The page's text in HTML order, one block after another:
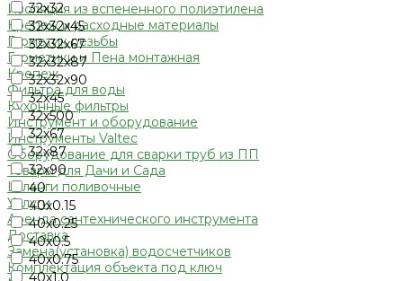
Изоляция из вспененного полиэтилена
Крепеж и расходные материалы
Герметик резьбы
Герметики и Пена монтажная
Крепеж
Фильтра для воды
Кухонные фильтры
Инструмент и оборудование
Инструменты Valtec
Оборудование для сварки труб из ПП
Товары для Дачи и Сада
Шланги поливочные
Услуги
Аренда сантехнического инструмента
Доставка
Замена(установка) водосчетчиков
Комплектация объекта под ключ
32х32
32х32х45
32х32х67
32х32х87
32х32х90
32х45
32х500
32х67
32х87
32х90
40
40х0.15
40х0.25
40х0.5
40х0.75
40х1.0